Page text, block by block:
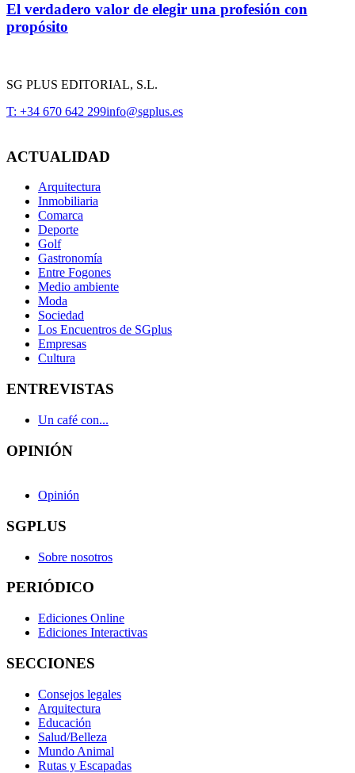
El verdadero valor de elegir una profesión con
propósito
SG PLUS EDITORIAL, S.L.
T: +34 670 642 299info@sgplus.es
ACTUALIDAD
Arquitectura
Inmobiliaria
Comarca
Deporte
Golf
Gastronomía
Entre Fogones
Medio ambiente
Moda
Sociedad
Los Encuentros de SGplus
Empresas
Cultura
ENTREVISTAS
Un café con...
OPINIÓN
Opinión
SGPLUS
Sobre nosotros
PERIÓDICO
Ediciones Online
Ediciones Interactivas
SECCIONES
Consejos legales
Arquitectura
Educación
Salud/Belleza
Mundo Animal
Rutas y Escapadas